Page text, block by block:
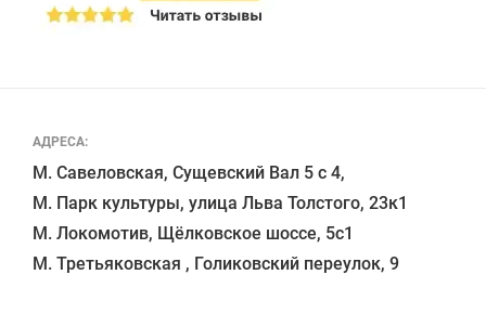
АДРЕСА:
М. Савеловская, Сущевский Вал 5 с 4,
М. Парк культуры, улица Льва Толстого, 23к1
М. Локомотив, Щёлковское шоссе, 5с1